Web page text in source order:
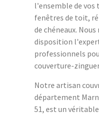
l'ensemble de vos
fenêtres de toit,
de chéneaux.
disposition
professionnels
couverture-
Notre artisan
département
51, est un